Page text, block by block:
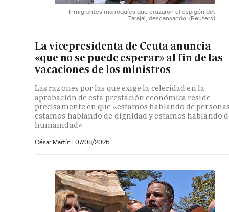
Inmigrantes marroquíes que cruzaron el espigón del
Tarajal, descansando. (Reuters)
La vicepresidenta de Ceuta anuncia
«que no se puede esperar» al fin de las
vacaciones de los ministros
Las razones por las que exige la celeridad en la
aprobación de esta prestación económica reside
precisamente en que «estamos hablando de
estamos hablando de dignidad y estamos hablando
humanidad»
César Martín | 07/08/2026